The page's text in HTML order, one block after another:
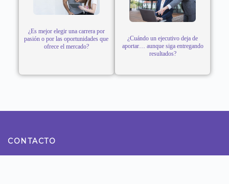
¿Es mejor elegir una carrera por
pasión o por las oportunidades que
ofrece el mercado?
¿Cuándo un ejecutivo deja de
aportar… aunque siga entregando
resultados?
CONTACTO